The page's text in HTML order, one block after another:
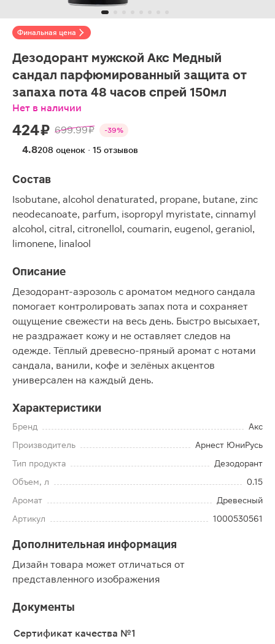
Финальная цена
Дезодорант мужской Акс Медный
сандал парфюмированный защита от
запаха пота 48 часов спрей 150мл
Нет в наличии
424 ₽ 699.99 ₽ -39%
4.8208 оценок · 15 отзывов
Состав
Isobutane, alcohol denaturated, propane, butane, zinc
neodecanoate, parfum, isopropyl myristate, cinnamyl
alcohol, citral, citronellol, coumarin, eugenol, geraniol,
limonene, linalool
Описание
Дезодорант-аэрозоль с ароматом медного сандала
помогает контролировать запах пота и сохраняет
ощущение свежести на весь день. Быстро высыхает,
не раздражает кожу и не оставляет следов на
одежде. Тёплый древесно-пряный аромат с нотами
сандала, ванили, кофе и зелёных акцентов
универсален на каждый день.
Характеристики
Бренд
Акс
Производитель
Арнест ЮниРусь
Тип продукта
Дезодорант
Объем, л
0.15
Аромат
Древесный
Артикул
1000530561
Дополнительная информация
Дизайн товара может отличаться от
представленного изображения
Документы
Сертификат качества №1